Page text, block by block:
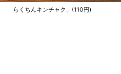
「らくちんキンチャク」(110円)